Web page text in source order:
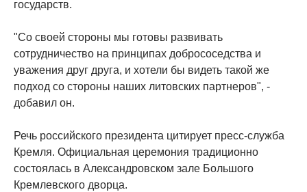
государств.
"Со своей стороны мы готовы развивать
сотрудничество на принципах добрососедства и
уважения друг друга, и хотели бы видеть такой же
подход со стороны наших литовских партнеров", -
добавил он.
Речь российского президента цитирует пресс-служба
Кремля. Официальная церемония традиционно
состоялась в Александровском зале Большого
Кремлевского дворца.